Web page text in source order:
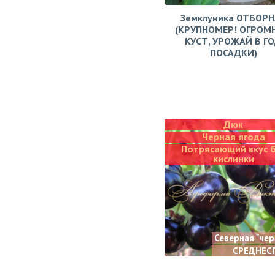
Земклуника
(КРУПНОМЕР!
КУСТ, УРОЖАЙ В
ПОСАДКИ)
Дюк
Черная ягода
Потрясающий вкус
кислинки
Северная